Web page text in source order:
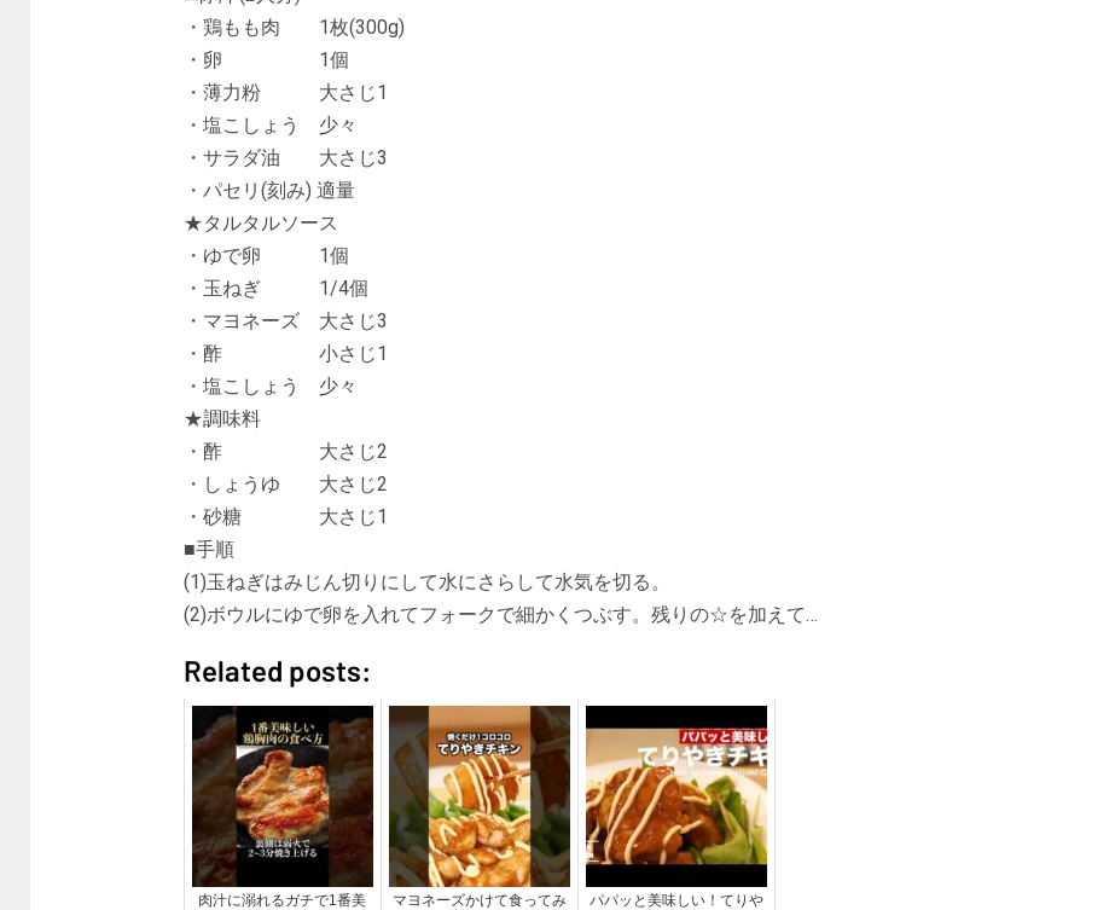
・鶏もも肉 1枚(300g)
・卵 1個
・薄力粉 大さじ1
・塩こしょう 少々
・サラダ油 大さじ3
・パセリ(刻み) 適量
★タルタルソース
・ゆで卵 1個
・玉ねぎ 1/4個
・マヨネーズ 大さじ3
・酢 小さじ1
・塩こしょう 少々
★調味料
・酢 大さじ2
・しょうゆ 大さじ2
・砂糖 大さじ1
■手順
(1)玉ねぎはみじん切りにして水にさらして水気を切る。
(2)ボウルにゆで卵を入れてフォークで細かくつぶす。残りの☆を加えて…
Related posts:
肉汁に溺れるガチで1番美
マヨネーズかけて食ってみ
パパッと美味しい！てりや